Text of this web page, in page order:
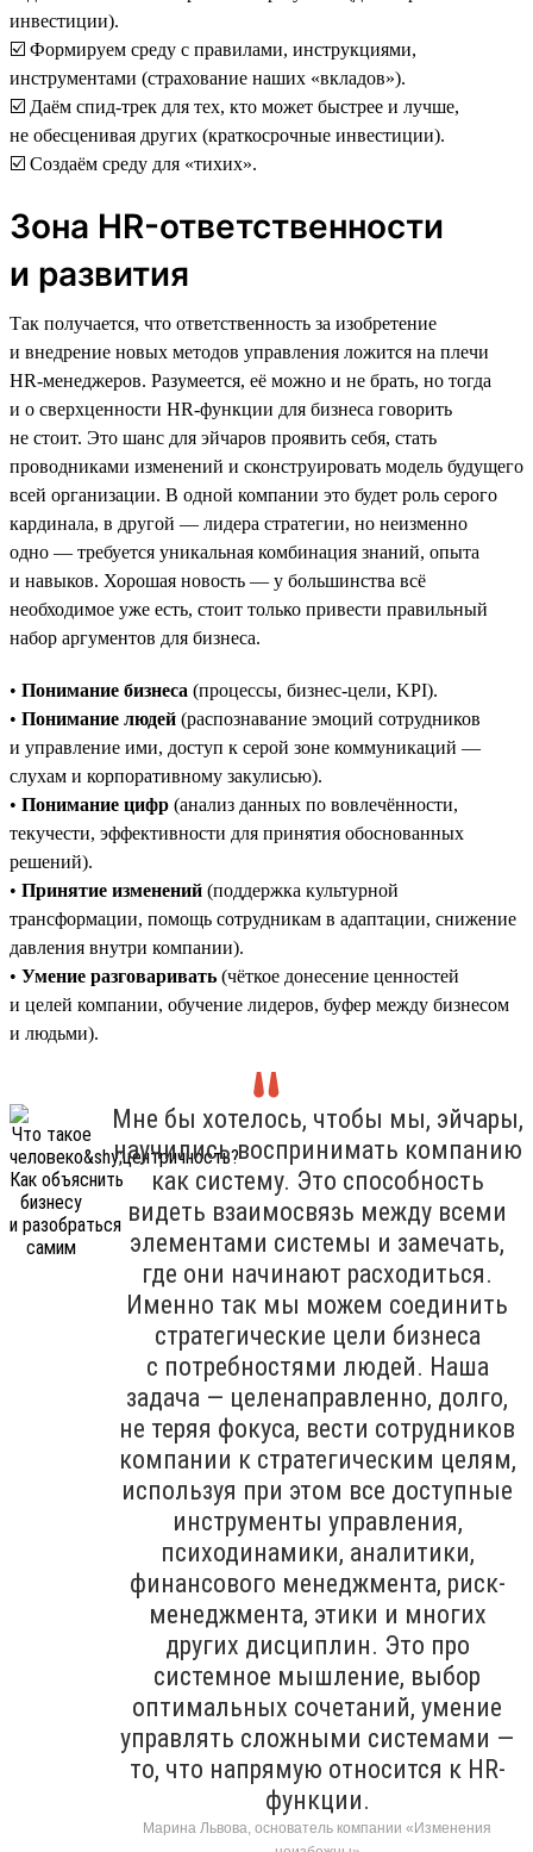
инвестиции).
☑️ Формируем среду с правилами, инструкциями,
инструментами (страхование наших «вкладов»).
☑️ Даём спид-трек для тех, кто может быстрее и лучше,
не обесценивая других (краткосрочные инвестиции).
☑️ Создаём среду для «тихих».
Зона HR-ответственности
и развития
Так получается, что ответственность за изобретение
и внедрение новых методов управления ложится на плечи
HR-менеджеров. Разумеется, её можно и не брать, но тогда
и о сверхценности HR-функции для бизнеса говорить
не стоит. Это шанс для эйчаров проявить себя, стать
проводниками изменений и сконструировать модель будущего
всей организации. В одной компании это будет роль серого
кардинала, в другой — лидера стратегии, но неизменно
одно — требуется уникальная комбинация знаний, опыта
и навыков. Хорошая новость — у большинства всё
необходимое уже есть, стоит только привести правильный
набор аргументов для бизнеса.
• Понимание бизнеса (процессы, бизнес-цели, KPI).
• Понимание людей (распознавание эмоций сотрудников
и управление ими, доступ к серой зоне коммуникаций —
слухам и корпоративному закулисью).
• Понимание цифр (анализ данных по вовлечённости,
текучести, эффективности для принятия обоснованных
решений).
• Принятие изменений (поддержка культурной
трансформации, помощь сотрудникам в адаптации, снижение
давления внутри компании).
• Умение разговаривать (чёткое донесение ценностей
и целей компании, обучение лидеров, буфер между бизнесом
и людьми).
Мне бы хотелось, чтобы мы, эйчары,
научились воспринимать компанию
как систему. Это способность
видеть взаимосвязь между всеми
элементами системы и замечать,
где они начинают расходиться.
Именно так мы можем соединить
стратегические цели бизнеса
с потребностями людей. Наша
задача — целенаправленно, долго,
не теряя фокуса, вести сотрудников
компании к стратегическим целям,
используя при этом все доступные
инструменты управления,
психодинамики, аналитики,
финансового менеджмента, риск-
менеджмента, этики и многих
других дисциплин. Это про
системное мышление, выбор
оптимальных сочетаний, умение
управлять сложными системами —
то, что напрямую относится к HR-
функции.
Марина Львова, основатель компании «Изменения